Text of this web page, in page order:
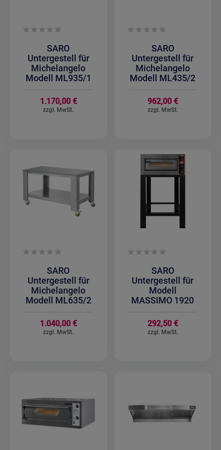
SARO
Untergestell für
Michelangelo
Modell ML935/1
1.170,00 €
SARO
Untergestell für
Michelangelo
Modell ML435/2
962,00 €
SARO
Untergestell für
Michelangelo
Modell ML635/2
1.040,00 €
SARO
Untergestell für
Modell
MASSIMO 1920
292,50 €